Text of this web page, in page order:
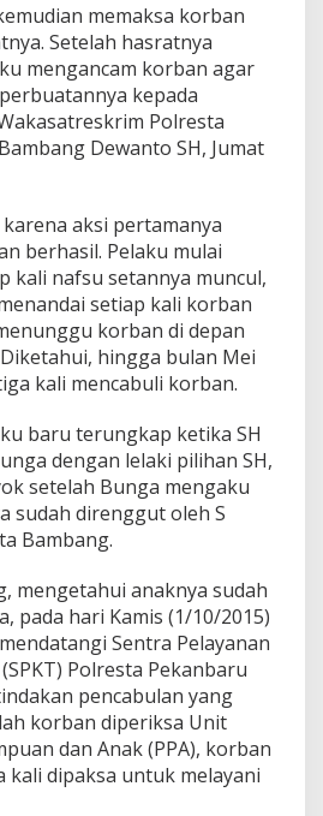
k
u
K
e
p
e
r
n
a
n
n
a
D
i
e
g
g
u
t
t
a
n
g
g
a
memaksa korban
Setelah hasratnya
mengancam korban agar
kepada
Polresta
Dewanto SH, Jumat
aksi pertamanya
berhasil. Pelaku mulai
kali nafsu setannya muncul,
setiap kali korban
korban di depan
hingga bulan Mei
kali mencabuli korban.
baru terungkap ketika SH
dengan lelaki pilihan SH,
setelah Bunga mengaku
sudah direnggut oleh S
Bambang.
mengetahui anaknya sudah
pada hari Kamis (1/10/2015)
Sentra Pelayanan
Polresta Pekanbaru
pencabulan yang
korban diperiksa Unit
dan Anak (PPA), korban
kali dipaksa untuk melayani